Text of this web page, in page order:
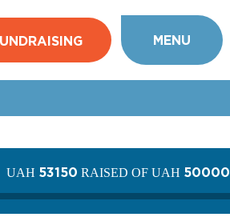
MENU
UAH 53150 RAISED OF UAH 50000